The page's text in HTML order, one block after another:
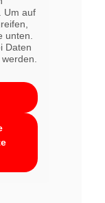
Um auf
unten.
Daten